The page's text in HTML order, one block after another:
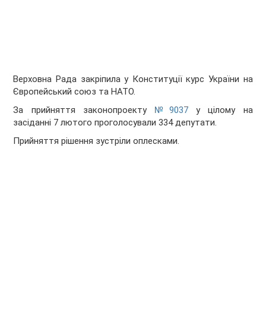
Верховна Рада закріпила у Конституції курс України на
Європейський союз та НАТО.
За прийняття законопроекту №9037у цілому на
засіданні 7 лютого проголосували 334 депутати.
Прийняття рішення зустріли оплесками.